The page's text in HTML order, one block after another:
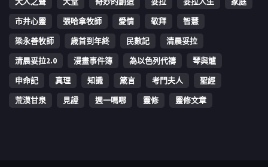
市井心靈
張哈拿牧師 愛情 敬拜
智慧
梁永善牧師
歳首到年終 民數記
清晨妥拉
清晨妥拉2.0
漫畫事件簿 為以色列代禱
琴與爐
申命記
真理 知識 箴言 考門夫人
聖經
荒漠甘泉
見證 週一嗎哪 靈修 靈修文章